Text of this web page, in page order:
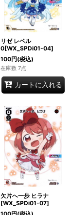
リゼ レベル
0[WX_SPDi01-04]
100円(税込)
在庫数 7点
カートに入れる
欠片へ一歩 ヒラナ
[WX_SPDi01-07]